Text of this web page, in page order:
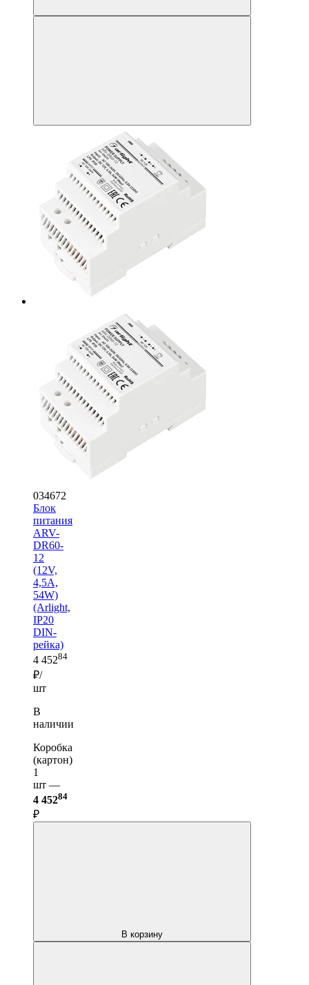
034672
Блок
питания
ARV-
DR60-
12
(12V,
4,5A,
54W)
(Arlight,
IP20
DIN-
рейка)
4 45284
₽/
шт
В
наличии
Коробка
(картон)
1
шт —
4 45284
₽
В корзину